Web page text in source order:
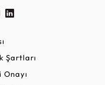
Şartları